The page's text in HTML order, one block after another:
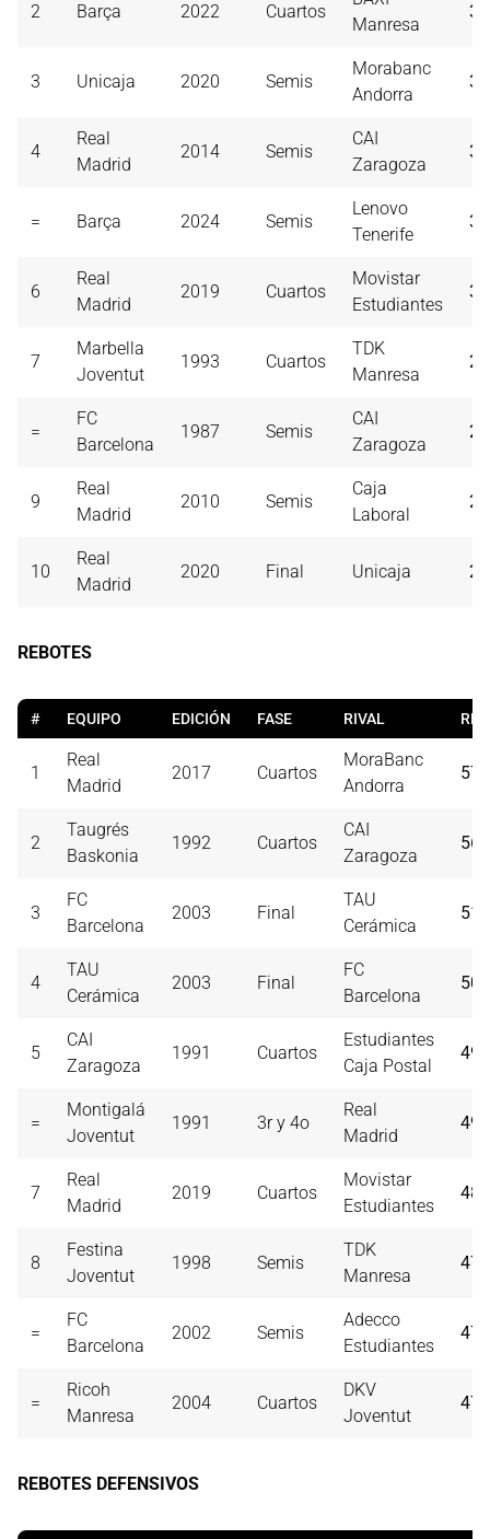
2 Barça 2022 Cuartos
Manresa
37
3 Unicaja 2020 Semis
Morabanc
Andorra
33
4
Real
Madrid
2014 Semis
CAI
Zaragoza
32
= Barça 2024 Semis
Lenovo
Tenerife
32
6
Real
Madrid
2019 Cuartos
Movistar
Estudiantes
31
7
Marbella
Joventut
1993 Cuartos
TDK
Manresa
29
=
FC
Barcelona
1987 Semis
CAI
Zaragoza
29
9
Real
Madrid
2010 Semis
Caja
Laboral
28
10
Real
Madrid
2020 Final Unicaja 27
REBOTES
# EQUIPO EDICIÓN FASE RIVAL REB
1
Real
Madrid
2017 Cuartos
MoraBanc
Andorra
57
2
Taugrés
Baskonia
1992 Cuartos
CAI
Zaragoza
56
3
FC
Barcelona
2003 Final
TAU
Cerámica
51
4
TAU
Cerámica
2003 Final
FC
Barcelona
50
5
CAI
Zaragoza
1991 Cuartos
Estudiantes
Caja Postal
49
=
Montigalá
Joventut
1991 3r y 4o
Real
Madrid
49
7
Real
Madrid
2019 Cuartos
Movistar
Estudiantes
48
8
Festina
Joventut
1998 Semis
TDK
Manresa
47
=
FC
Barcelona
2002 Semis
Adecco
Estudiantes
47
=
Ricoh
Manresa
2004 Cuartos
DKV
Joventut
47
REBOTES DEFENSIVOS